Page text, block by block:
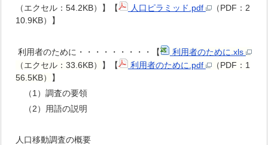
（エクセル：54.2KB）】【
人口ピラミッド.pdf
（PDF：2
10.9KB）】
利用者のために・・・・・・・・・【
利用者のために.xls
（エクセル：33.6KB）
】【 利用者のために.pdf
（PDF：1
56.5KB）
】
（1）調査の要領
（2）用語の説明
人口移動調査の概要